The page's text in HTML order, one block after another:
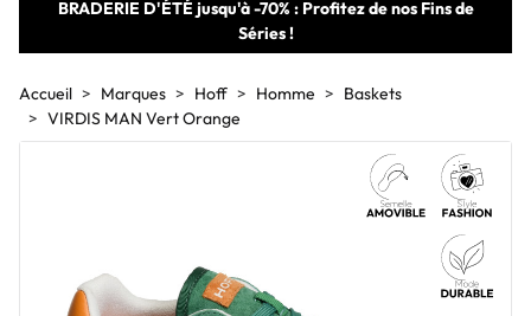
BRADERIE D'ÉTÉ jusqu'à -70% : Profitez de nos Fins de
Séries !
Accueil Marques Hoff Homme
Baskets
VIRDIS MAN Vert Orange